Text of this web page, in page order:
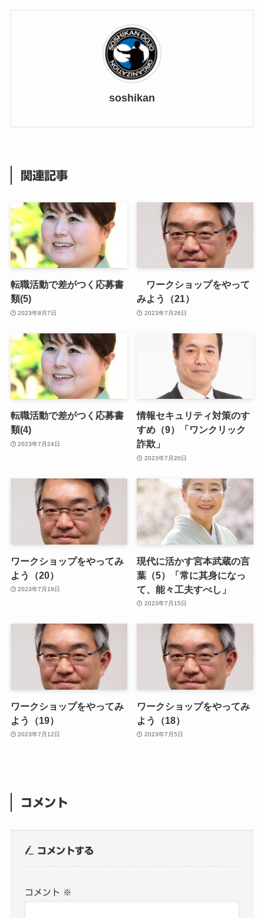
soshikan
関連記事
転職活動で差がつく応募書
類(5)
2023年8月7日
ワークショップをやって
みよう（21）
2023年7月26日
転職活動で差がつく応募書
類(4)
2023年7月24日
情報セキュリティ対策のす
すめ（9）「ワンクリック
詐欺」
2023年7月20日
ワークショップをやってみ
よう（20）
2023年7月19日
現代に活かす宮本武蔵の言
葉（5）「常に其身になっ
て、能々工夫すべし」
2023年7月15日
ワークショップをやってみ
よう（19）
2023年7月12日
ワークショップをやってみ
よう（18）
2023年7月5日
コメント
コメントする
コメント ※